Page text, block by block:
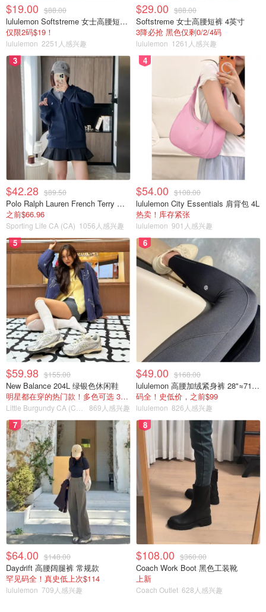
YSL 16号唇釉
超经典的豆沙色
这支唇釉刚刚问世的时候可是买都买不到的那种
豆沙色真的是素颜神色啊
$19.00 $88.00
lululemon Softstreme 女士高腰短裤 10cm
仅限2码$19！
lululemon 2251人感兴趣
$29.00 $88.00
Softstreme 女士高腰短裤 4英寸
3降必抢 黑色仅剩0/2/4码
lululemon 1261人感兴趣
3
$42.28 $89.50
Polo Ralph Lauren French Terry 女童连帽卫衣 7-16码
之前$66.96
Sporting Life CA (CA) 1056人感兴趣
4
$54.00 $108.00
lululemon City Essentials 肩背包 4L
热卖！库存紧张
lululemon 901人感兴趣
5
$59.98 $155.00
New Balance 204L 绿银色休闲鞋
明星都在穿的热门款！多色可选 3.8折
869人感兴趣
6
$49.00 $168.00
lululemon 高腰加绒紧身裤 28"≈71cm 5个口袋
码全！史低价，之前$99
lululemon 826人感兴趣
7
$64.00 $148.00
Daydrift 高腰阔腿裤 常规款
罕见码全！真史低上次$114
lululemon 709人感兴趣
8
$108.00 $360.00
Coach Work Boot 黑色工装靴
上新
Coach Outlet 628人感兴趣